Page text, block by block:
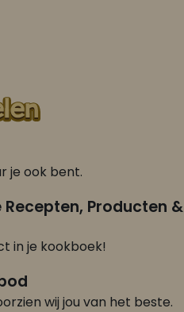
je ook bent.
Producten &
in je kookboek!
wij jou van het beste.